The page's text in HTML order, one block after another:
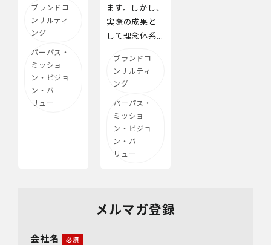
ブランドコ
ンサルティ
ング
パーパス・
ミッショ
ン・ビジョ
ン・バ
リュー
ます。しかし、
実際の成果と
して理念体系...
ブランドコ
ンサルティ
ング
パーパス・
ミッショ
ン・ビジョ
ン・バ
リュー
メルマガ登録
会社名